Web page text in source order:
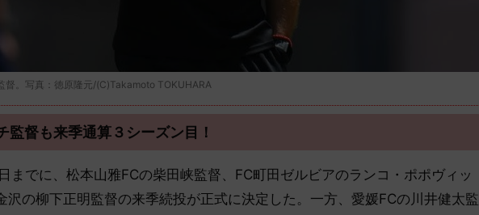
督。写真：徳原隆元/(C)Takamoto TOKUHARA
監督も来季通算３シーズン目！
までに、松本山雅FCの柴田峡監督、FC町田ゼルビアのランコ・ポポヴィッ
沢の柳下正明監督の来季続投が正式に決定した。一方、愛媛FCの川井健太監